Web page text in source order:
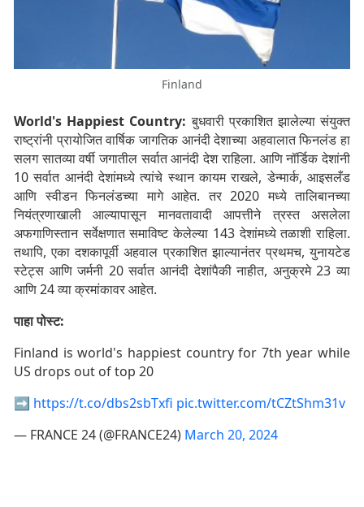
Finland
World's Happiest Country:बुधवारी प्रकाशित झालेल्या संयुक्त
राष्ट्रांनी प्रायोजित वार्षिक जागतिक आनंदी देशाच्या अहवालात फिनलंड हा
सलग सातव्या वर्षी जगातील सर्वात आनंदी देश राहिला. आणि नॉर्डिक देशांनी
10 सर्वात आनंदी देशांमध्ये त्यांचे स्थान कायम राखले, डेन्मार्क, आइसलँड
आणि स्वीडन फिनलंडच्या मागे आहेत.तर 2020 मध्ये तालिबानच्या
नियंत्रणाखाली आल्यापासून मानवतावादी आपत्तीने त्रस्त असलेला
अफगाणिस्तान सर्वेक्षणात समाविष्ट केलेल्या 143 देशांमध्ये तळाशी राहिला.
तथापि, एका दशकापूर्वी अहवाल प्रकाशित झाल्यानंतर प्रथमच, युनायटेड
स्टेट्स आणि जर्मनी 20 सर्वात आनंदी देशांपैकी नाहीत, अनुक्रमे 23 व्या
आणि 24 व्या क्रमांकावर आहेत.
पाहा पोस्ट:
Finland is world's happiest country for 7th year while
US drops out of top 20
➡️ https://t.co/dbs2sbTxfi pic.twitter.com/tCZtShm31v
— FRANCE 24 (@FRANCE24) March 20, 2024